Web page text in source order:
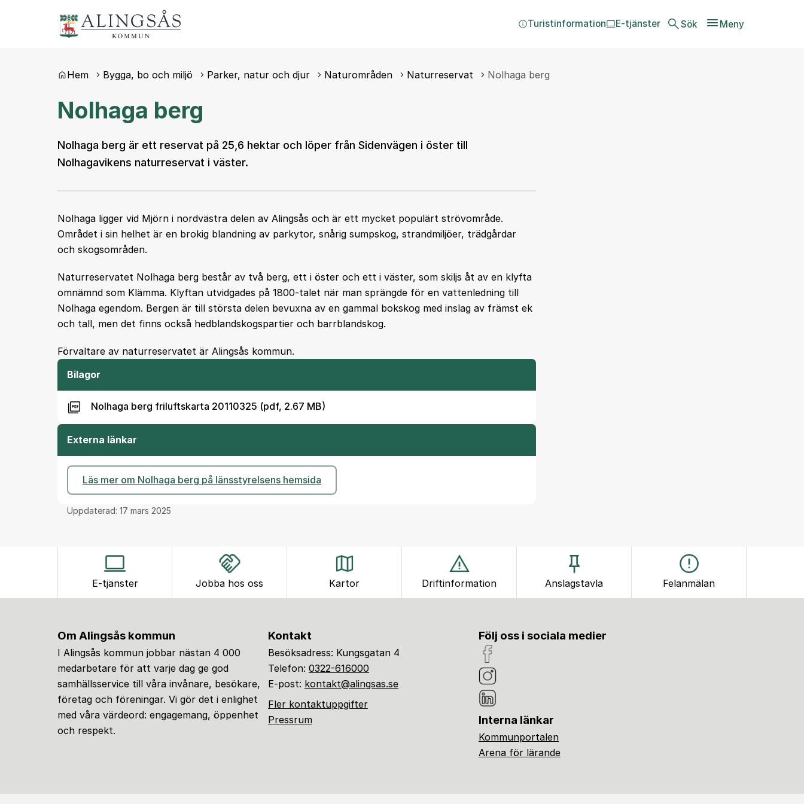
Sök Meny
Turistinformation E-tjänster
Du är här:
Hem Bygga, bo och miljö Parker, natur och djur Naturområden Naturreservat Nolhaga berg
Nolhaga berg
Nolhaga berg är ett reservat på 25,6 hektar och löper från Sidenvägen i öster till
Nolhagavikens naturreservat i väster.
Nolhaga ligger vid Mjörn i nordvästra delen av Alingsås och är ett mycket populärt strövområde.
Området i sin helhet är en brokig blandning av parkytor, snårig sumpskog, strandmiljöer, trädgårdar
och skogsområden.
Naturreservatet Nolhaga berg består av två berg, ett i öster och ett i väster, som skiljs åt av en klyfta
omnämnd som Klämma. Klyftan utvidgades på 1800-talet när man sprängde för en vattenledning till
Nolhaga egendom. Bergen är till största delen bevuxna av en gammal bokskog med inslag av främst ek
och tall, men det finns också hedblandskogspartier och barrblandskog.
Förvaltare av naturreservatet är Alingsås kommun.
Bilagor
Nolhaga berg friluftskarta 20110325 (pdf, 2.67 MB)
Externa länkar
Läs mer om Nolhaga berg på länsstyrelsens hemsida
Uppdaterad: 17 mars 2025
E-tjänster Jobba hos oss Kartor Driftinformation Anslagstavla Felanmälan
Om Alingsås kommun
I Alingsås kommun jobbar nästan 4 000
medarbetare för att varje dag ge god
samhällsservice till våra invånare, besökare,
företag och föreningar. Vi gör det i enlighet
med våra värdeord: engagemang, öppenhet
och respekt.
Kontakt
Besöksadress: Kungsgatan 4
Telefon: 0322-616000
E-post: kontakt@alingsas.se
Fler kontaktuppgifter
Pressrum
Följ oss i sociala medier
Interna länkar
Kommunportalen
Arena för lärande